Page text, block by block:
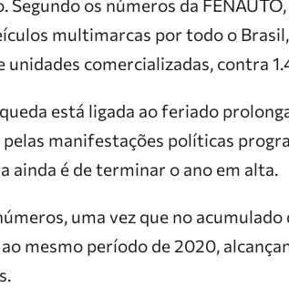
os números da
multimarcas por todo o
unidades comercializadas, contra
está ligada ao feriado
manifestações políticas
ainda é de terminar o ano em alta.
uma vez que no acumulado
mesmo período de 2020,